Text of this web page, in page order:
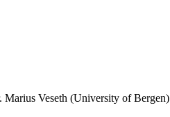
Veseth (University of Bergen)